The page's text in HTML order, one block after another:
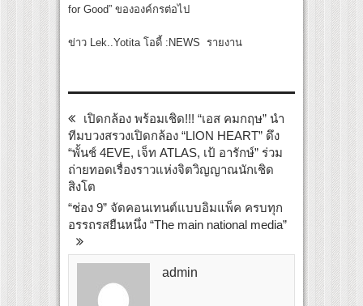
for Good” ขององค์กรต่อไป
ข่าว Lek..Yotita โอดี้ :NEWS รายงาน
เปิดกล้อง พร้อมเชิด!!! “เอส คมกฤษ” นำ
ทีมบวงสรวงเปิดกล้อง “LION HEART” ดึง
“พั้นช์ 4EVE, เจ็ท ATLAS, เป้ อารักษ์” ร่วม
ถ่ายทอดเรื่องราวแห่งจิตวิญญาณนักเชิด
สิงโต
“ช่อง 9” จัดคอนเทนต์แบบอิมแพ็ค ครบทุก
อรรถรสยืนหนึ่ง “The main national media”
admin